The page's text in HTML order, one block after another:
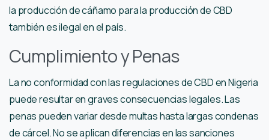
la producción de cáñamo para la producción de CBD
también es ilegal en el país.
Cumplimiento y Penas
La no conformidad con las regulaciones de CBD en Nigeria
puede resultar en graves consecuencias legales. Las
penas pueden variar desde multas hasta largas condenas
de cárcel. No se aplican diferencias en las sanciones